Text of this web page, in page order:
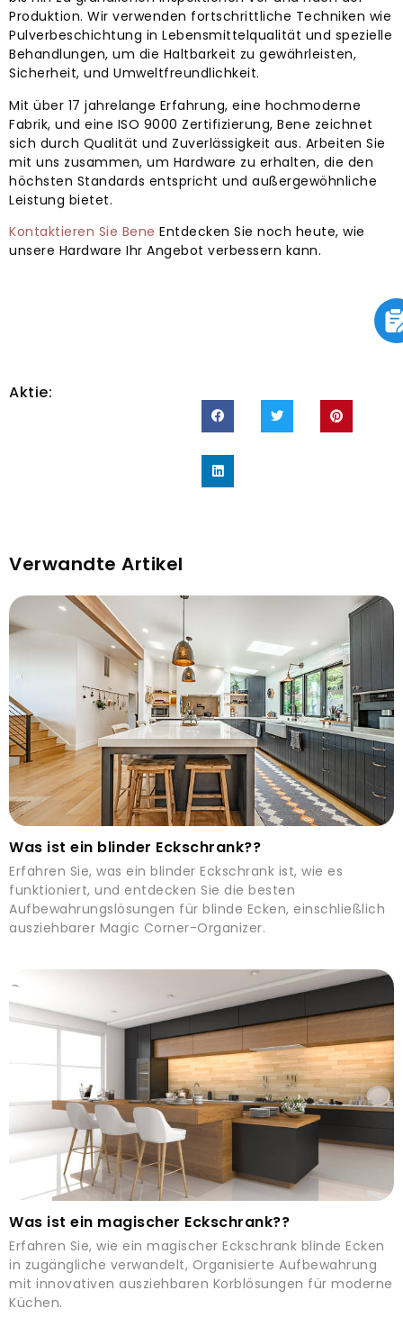
Produktion. Wir verwenden fortschrittliche Techniken wie
Pulverbeschichtung in Lebensmittelqualität und spezielle
Behandlungen, um die Haltbarkeit zu gewährleisten,
Sicherheit, und Umweltfreundlichkeit.
Mit über 17 jahrelange Erfahrung, eine hochmoderne
Fabrik, und eine ISO 9000 Zertifizierung, Bene zeichnet
sich durch Qualität und Zuverlässigkeit aus. Arbeiten Sie
mit uns zusammen, um Hardware zu erhalten, die den
höchsten Standards entspricht und außergewöhnliche
Leistung bietet.
Kontaktieren Sie Bene Entdecken Sie noch heute, wie
unsere Hardware Ihr Angebot verbessern kann.
Aktie:
Verwandte Artikel
Was ist ein blinder Eckschrank??
Erfahren Sie, was ein blinder Eckschrank ist, wie es
funktioniert, und entdecken Sie die besten
Aufbewahrungslösungen für blinde Ecken, einschließlich
ausziehbarer Magic Corner-Organizer.
Was ist ein magischer Eckschrank??
Erfahren Sie, wie ein magischer Eckschrank blinde Ecken
in zugängliche verwandelt, Organisierte Aufbewahrung
mit innovativen ausziehbaren Korblösungen für moderne
Küchen.